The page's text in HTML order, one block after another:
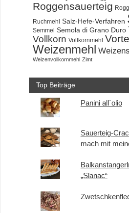
Roggensauerteig
Ruchmehl Salz-Hefe-Verfahren
Semmel Semola di Grano Duro
Vollkorn Vollkornmehl
Weizenmehl
Weizenvollkornmehl Zimt
Top Beiträge
Panini all´olio
Sauerteig-
mach mit
„Slanac“